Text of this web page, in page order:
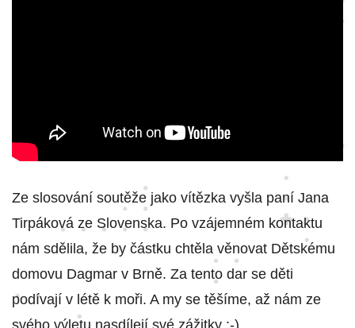
Ze slosování soutěže jako vítězka vyšla paní Jana
Tirpáková ze Slovenska. Po vzájemném kontaktu
nám sdělila, že by částku chtěla věnovat Dětskému
domovu Dagmar v Brně. Za tento dar se děti
podívají v létě k moři. A my se těšíme, až nám ze
svého výletu nasdílejí své zážitky :-).